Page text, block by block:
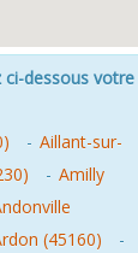
ci-dessous votre
- Aillant-sur-
- Amilly
(45160)
-